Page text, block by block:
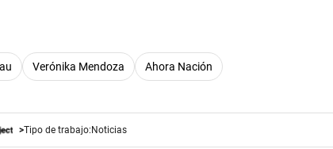
Verónika Mendoza Ahora Nación
Tipo de trabajo:Noticias